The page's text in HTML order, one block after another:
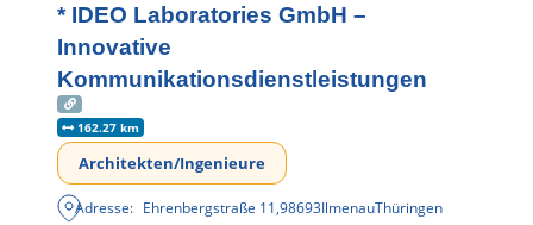
* IDEO Laboratories GmbH –
Innovative
Kommunikationsdienstleistungen
162.27 km
Architekten/Ingenieure
Adresse: Ehrenbergstraße 11,98693IlmenauThüringen